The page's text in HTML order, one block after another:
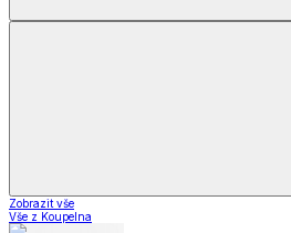
Zobrazit vše
Vše z Koupelna